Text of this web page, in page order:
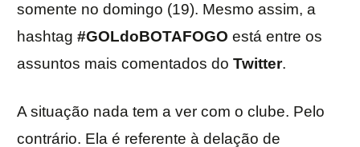
somente no domingo (19). Mesmo assim, a
hashtag #GOLdoBOTAFOGO está entre os
assuntos mais comentados do Twitter.
A situação nada tem a ver com o clube. Pelo
contrário. Ela é referente à delação de